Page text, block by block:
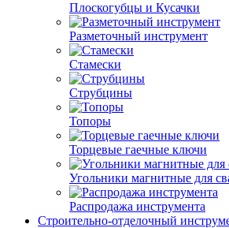
Плоскогубцы и Кусачки
Разметочный инструмент
Стамески
Струбцины
Топоры
Торцевые гаечные ключи
Угольники магнитные для
Распродажа инструмента
Строительно-отделочный